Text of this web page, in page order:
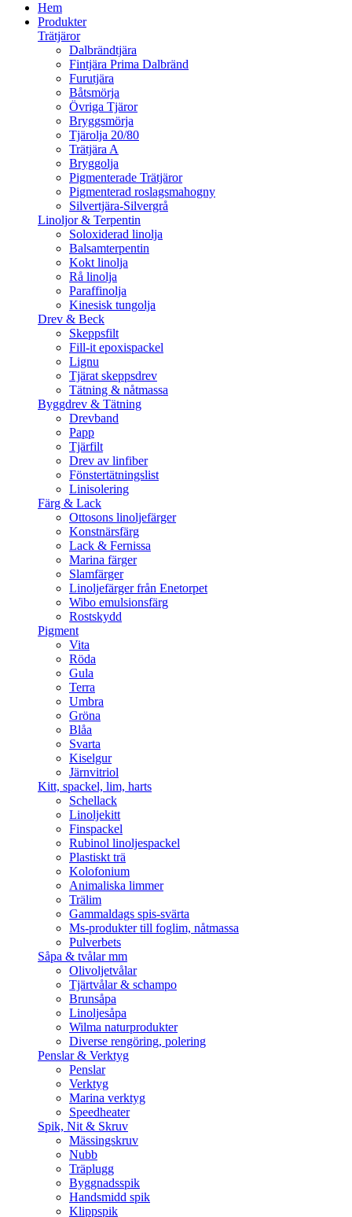
Hem
Produkter
Trätjäror
Dalbrändtjära
Fintjära Prima Dalbränd
Furutjära
Båtsmörja
Övriga Tjäror
Bryggsmörja
Tjärolja 20/80
Trätjära A
Bryggolja
Pigmenterade Trätjäror
Pigmenterad roslagsmahogny
Silvertjära-Silvergrå
Linoljor & Terpentin
Soloxiderad linolja
Balsamterpentin
Kokt linolja
Rå linolja
Paraffinolja
Kinesisk tungolja
Drev & Beck
Skeppsfilt
Fill-it epoxispackel
Lignu
Tjärat skeppsdrev
Tätning & nåtmassa
Byggdrev & Tätning
Drevband
Papp
Tjärfilt
Drev av linfiber
Fönstertätningslist
Linisolering
Färg & Lack
Ottosons linoljefärger
Konstnärsfärg
Lack & Fernissa
Marina färger
Slamfärger
Linoljefärger från Enetorpet
Wibo emulsionsfärg
Rostskydd
Pigment
Vita
Röda
Gula
Terra
Umbra
Gröna
Blåa
Svarta
Kiselgur
Järnvitriol
Kitt, spackel, lim, harts
Schellack
Linoljekitt
Finspackel
Rubinol linoljespackel
Plastiskt trä
Kolofonium
Animaliska limmer
Trälim
Gammaldags spis-svärta
Ms-produkter till foglim, nåtmassa
Pulverbets
Såpa & tvålar mm
Olivoljetvålar
Tjärtvålar & schampo
Brunsåpa
Linoljesåpa
Wilma naturprodukter
Diverse rengöring, polering
Penslar & Verktyg
Penslar
Verktyg
Marina verktyg
Speedheater
Spik, Nit & Skruv
Mässingskruv
Nubb
Träplugg
Byggnadsspik
Handsmidd spik
Klippspik